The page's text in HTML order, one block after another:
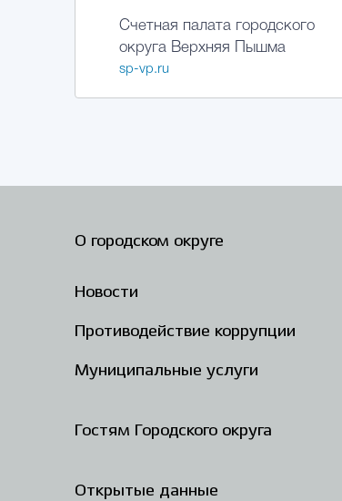
Счетная палата городского
округа Верхняя Пышма
sp-vp.ru
О городском округе
Новости
Противодействие коррупции
Муниципальные услуги
Гостям Городского округа
Открытые данные